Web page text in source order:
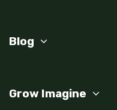
Blog
Grow Imagine